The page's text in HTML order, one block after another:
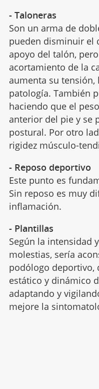
- Taloneras
Son un arma de
pueden disminuir el
apoyo del talón,
acortamiento de la
aumenta su
patología. También
haciendo que el
anterior del pie y se
postural. Por otro
rigidez músculo-
- Reposo deportivo
Este punto es
Sin reposo es muy
inflamación.
- Plantillas
Según la intensidad
molestias, sería
podólogo deportivo,
estático y dinámico
adaptando y
mejore la